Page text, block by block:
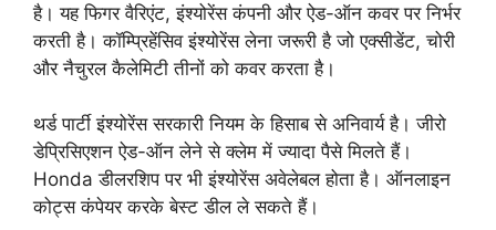
है। यह फिगर वैरिएंट, इंश्योरेंस कंपनी और ऐड-ऑन कवर पर निर्भर
करती है। कॉम्प्रिहेंसिव इंश्योरेंस लेना जरूरी है जो एक्सीडेंट, चोरी
और नैचुरल कैलेमिटी तीनों को कवर करता है।
थर्ड पार्टी इंश्योरेंस सरकारी नियम के हिसाब से अनिवार्य है। जीरो
डेप्रिसिएशन ऐड-ऑन लेने से क्लेम में ज्यादा पैसे मिलते हैं।
Honda डीलरशिप पर भी इंश्योरेंस अवेलेबल होता है। ऑनलाइन
कोट्स कंपेयर करके बेस्ट डील ले सकते हैं।